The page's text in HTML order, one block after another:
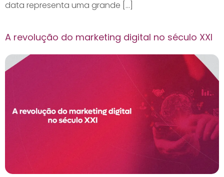
data representa uma grande […]
A revolução do marketing digital no século XXI